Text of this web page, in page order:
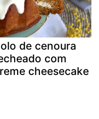
de cenoura
com
cheesecake